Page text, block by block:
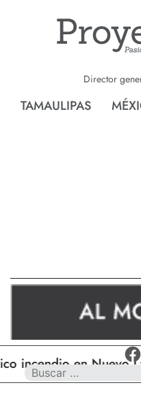
Director
TAMAULIPAS
en Nuevo Laredo,